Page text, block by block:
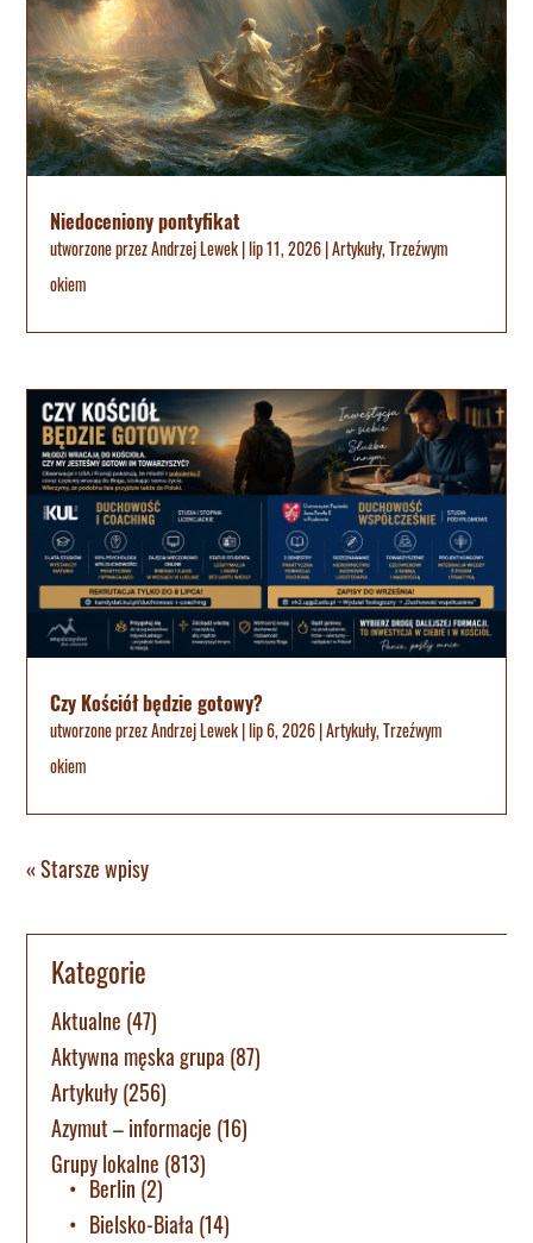
Niedoceniony pontyfikat
utworzone przezAndrzej Lewek|lip 11, 2026|Artykuły,Trzeźwym
okiem
Czy Kościół będzie gotowy?
utworzone przezAndrzej Lewek|lip 6, 2026|Artykuły,Trzeźwym
okiem
« Starsze wpisy
Kategorie
Aktualne (47)
Aktywna męska grupa (87)
Artykuły(256)
Azymut – informacje (16)
Grupy lokalne (813)
Berlin (2)
Bielsko-Biała (14)